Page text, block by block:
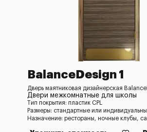
BalanceDesign 1
Дверь маятниковая дизайнерская
Двери межкомнатные для школы
Тип покрытия: пластик CPL
Размеры: стандартные или
Назначение: рестораны, ночные клубы,